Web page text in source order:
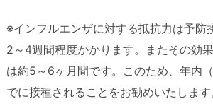
※インフルエンザに対する抵抗力は予防
2～4週間程度かかります。またその効
は約5～6ヶ月間です。このため、年内
でに接種されることをお勧めいたします